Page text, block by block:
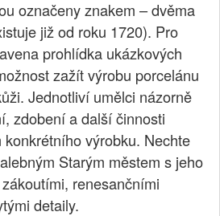
označeny znakem – dvěma
již od roku 1720). Pro
prohlídka ukázkových
zažít výrobu porcelánu
Jednotliví umělci názorně
zdobení a další činnosti
výrobku. Nechte
Starým městem s jeho
renesančními
detaily.